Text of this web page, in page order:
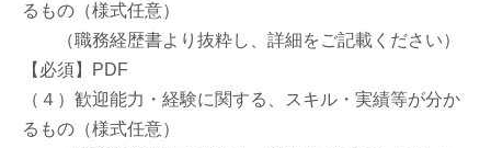
るもの（様式任意）
（職務経歴書より抜粋し、詳細をご記載ください）
【必須】PDF
（４）歓迎能力・経験に関する、スキル・実績等が分か
るもの（様式任意）